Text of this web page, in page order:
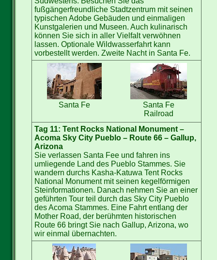
fußgängerfreundliche Stadtzentrum mit seinen
typischen Adobe Gebäuden und einmaligen
Kunstgalerien und Museen. Auch kulinarisch
können Sie sich in aller Vielfalt verwöhnen
lassen. Optionale Wildwasserfahrt kann
vorbestellt werden. Zweite Nacht in Santa Fe.
Santa Fe
Santa Fe
Railroad
Tag 11: Tent Rocks National Monument –
Acoma Sky City Pueblo – Route 66 – Gallup,
Arizona
Sie verlassen Santa Fee und fahren ins
umliegende Land des Pueblo Stammes. Sie
wandern durchs Kasha-Katuwa Tent Rocks
National Monument mit seinen kegelförmigen
Steinformationen. Danach nehmen Sie an einer
geführten Tour teil durch das Sky City Pueblo
des Acoma Stammes. Eine Fahrt entlang der
Mother Road, der berühmten historischen
Route 66 bringt Sie nach Gallup, Arizona, wo
wir einmal übernachten.